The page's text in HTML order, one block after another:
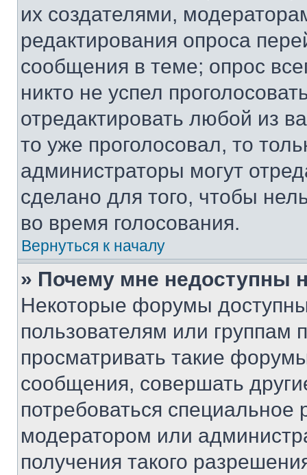
их создателями,
редактирования опроса
сообщения в теме; опрос
никто не успел
отредактировать любой из
то уже проголосовал, то
администраторы могут
сделано для того, чтобы
во время голосования.
Вернуться к началу
» Почему мне недоступны
Некоторые форумы
пользователям или группам
просматривать такие
сообщения, совершать
потребоваться
модератором или
получения такого